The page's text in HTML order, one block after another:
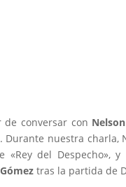
conversar con
. Durante nuestra charla,
«Rey del Despecho», y
tras la partida de